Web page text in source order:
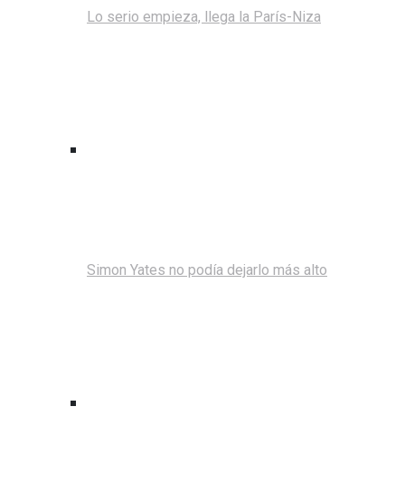
Lo serio empieza, llega la París-Niza
Simon Yates no podía dejarlo más alto